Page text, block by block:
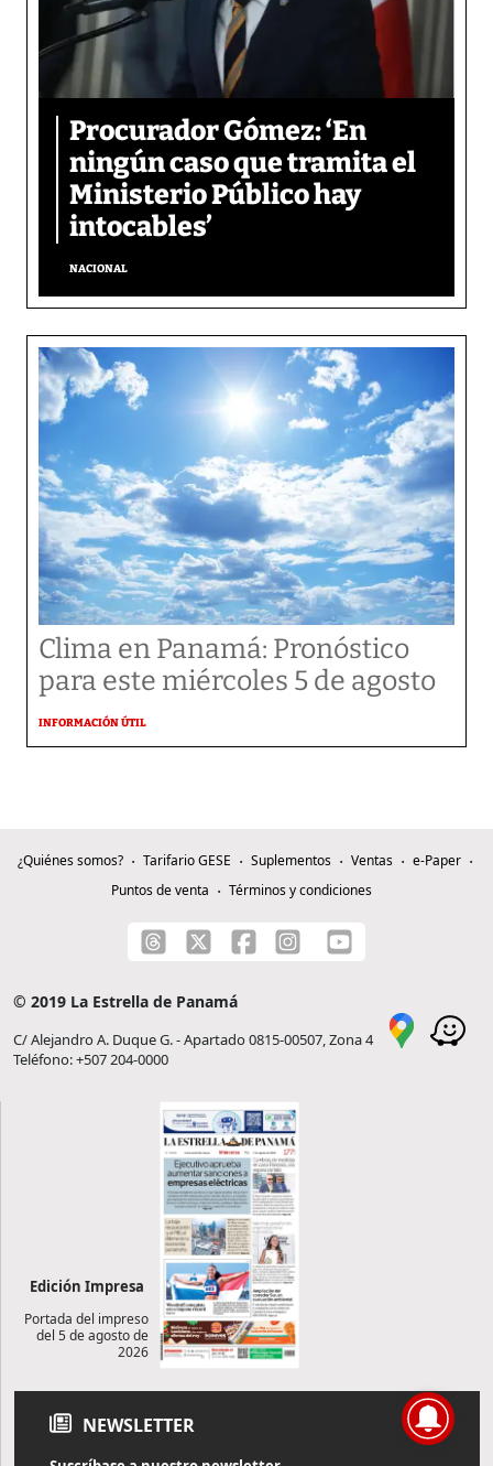
Procurador Gómez: ‘En
ningún caso que tramita el
Ministerio Público hay
intocables’
NACIONAL
Clima en Panamá: Pronóstico
para este miércoles 5 de agosto
INFORMACIÓN ÚTIL
¿Quiénes somos? Tarifario GESE Suplementos Ventas
e-Paper
Puntos de venta
Términos y condiciones
© 2019 La Estrella de Panamá
C/ Alejandro A. Duque G. - Apartado 0815-00507, Zona 4
Teléfono: +507 204-0000
Edición Impresa
Portada del impreso
del 5 de agosto de
2026
NEWSLETTER